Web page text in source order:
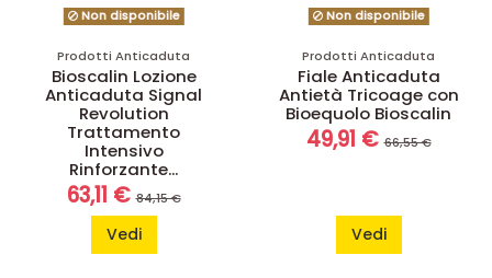
Non disponibile
Prodotti Anticaduta
Bioscalin Lozione
Anticaduta Signal
Revolution
Trattamento
Intensivo
Rinforzante...
63,11 €84,15 €
Vedi
Non disponibile
Prodotti Anticaduta
Fiale Anticaduta
Antietà Tricoage con
Bioequolo Bioscalin
49,91 €66,55 €
Vedi